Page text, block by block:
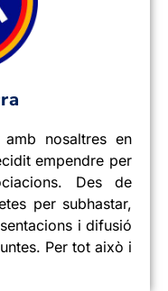
amb nosaltres en
empendre per
Des de
per subhastar,
i difusió
Per tot això i